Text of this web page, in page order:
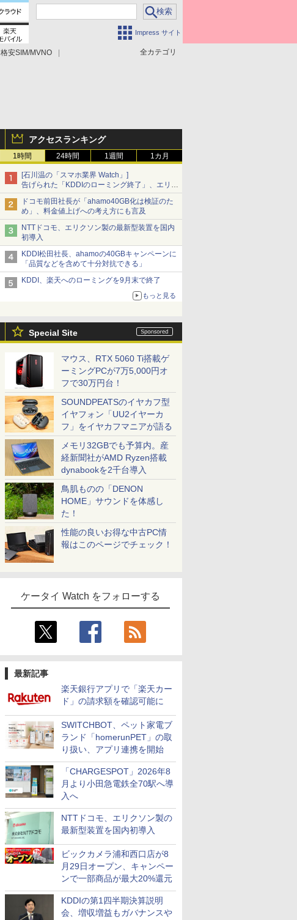
Impress サイト
全カテゴリ
格安SIM/MVNO
アクセスランキング
1時間 24時間 1週間 1カ月
[石川温の「スマホ業界 Watch」]
告げられた「KDDIのローミング終了」、エリア
マップの落とし穴と楽天モバイルの課題
ドコモ前田社長が「ahamo40GB化は検証のた
め」、料金値上げへの考え方にも言及
NTTドコモ、エリクソン製の最新型装置を国内
初導入
KDDI松田社長、ahamoの40GBキャンペーンに
「品質などを含めて十分対抗できる」
KDDI、楽天へのローミングを9月末で終了
もっと見る
Special Site
マウス、RTX 5060 Ti搭載ゲ
ーミングPCが7万5,000円オ
フで30万円台！
SOUNDPEATSのイヤカフ型
イヤフォン「UU2イヤーカ
フ」をイヤカフマニアが語る
メモリ32GBでも予算内。産
経新聞社がAMD Ryzen搭載
dynabookを2千台導入
鳥肌ものの「DENON
HOME」サウンドを体感し
た！
性能の良いお得な中古PC情
報はこのページでチェック！
ケータイ Watch をフォローする
最新記事
楽天銀行アプリで「楽天カー
ド」の請求額を確認可能に
SWITCHBOT、ペット家電ブ
ランド「homerunPET」の取
り扱い、アプリ連携を開始
「CHARGESPOT」2026年8
月より小田急電鉄全70駅へ導
入へ
NTTドコモ、エリクソン製の
最新型装置を国内初導入
ビックカメラ浦和西口店が8
月29日オープン、キャンペー
ンで一部商品が最大20%還元
KDDIの第1四半期決算説明
会、増収増益もガバナンスや